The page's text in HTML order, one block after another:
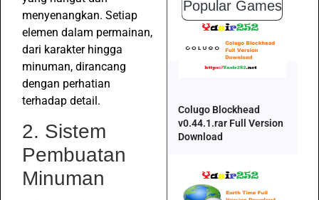
menyenangkan. Setiap
elemen dalam permainan,
dari karakter hingga
minuman, dirancang
dengan perhatian
terhadap detail.
2. Sistem
Pembuatan
Minuman
Popular Games
Colugo Blockhead
v0.44.1.rar Full Version
Download